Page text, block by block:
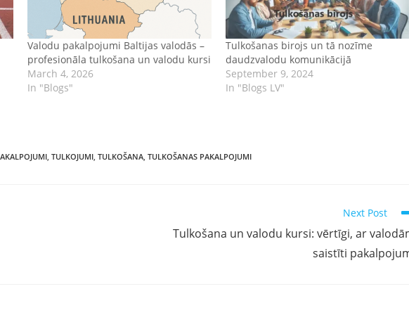
Valodu pakalpojumi Baltijas valodās –
profesionāla tulkošana un valodu kursi
March 4, 2026
In "Blogs"
Tulkošanas birojs un tā nozīme
daudzvalodu komunikācijā
September 9, 2024
In "Blogs LV"
, TULKOJUMI, TULKOŠANA, TULKOŠANAS PAKALPOJUMI
Next Post
Tulkošana un valodu kursi: vērtīgi, ar
saistīti